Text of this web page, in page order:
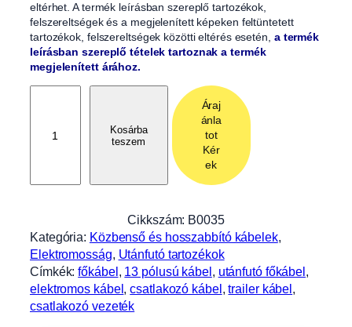
eltérhet. A termék leírásban szereplő tartozékok,
felszereltségek és a megjelenített képeken feltüntetett
tartozékok, felszereltségek közötti eltérés esetén, a termék
leírásban szereplő tételek tartoznak a termék
megjelenített árához.
,
5
m
h
o
Kosárba
teszem
Áraj
ánla
tot
Kér
ek
Cikkszám: B0035
Kategória: Közbenső és hosszabbító kábelek
Elektromosság, Utánfutó tartozékok
Címkék:főkábel, 13 pólusú kábel, utánfutó főkábel
elektromos kábel, csatlakozó kábel, trailer kábel
csatlakozó vezeték